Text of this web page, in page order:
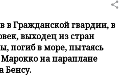
Гражданской гвардии, в
выходец из стран
погиб в море, пытаясь
на параплане
Бенсу.